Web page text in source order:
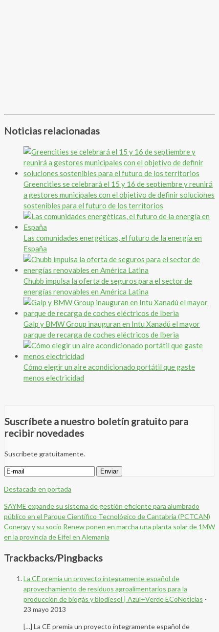
Noticias relacionadas
Greencities se celebrará el 15 y 16 de septiembre y reunirá
a gestores municipales con el objetivo de definir soluciones
sostenibles para el futuro de los territorios
Las comunidades energéticas, el futuro de la energía en
España
Chubb impulsa la oferta de seguros para el sector de
energías renovables en América Latina
Galp y BMW Group inauguran en Intu Xanadú el mayor
parque de recarga de coches eléctricos de Iberia
Cómo elegir un aire acondicionado portátil que gaste
menos electricidad
Suscríbete a nuestro boletín gratuito para
recibir novedades
Suscríbete gratuitamente.
Destacada en portada
SAYME expande su sistema de gestión eficiente para alumbrado
público en el Parque Científico Tecnológico de Cantabria (PCTCAN)
Conergy y su socio Renew ponen en marcha una planta solar de 1MW
en la provincia de Eifel en Alemania
Trackbacks/Pingbacks
La CE premia un proyecto íntegramente español de
aprovechamiento de residuos agroalimentarios para la
producción de biogás y biodiesel | Azul+Verde ECoNoticias -
23 mayo 2013
[…] La CE premia un proyecto íntegramente español de